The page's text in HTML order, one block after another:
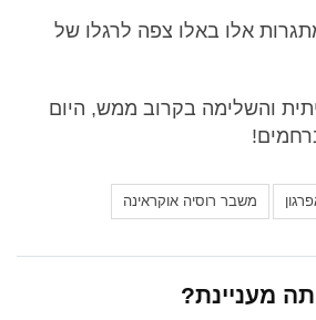
אלו באלו צפה לרגלו של
והשלימה בקרוב ממש, היום
משבר רוסיה אוקראינה
מעניינת?